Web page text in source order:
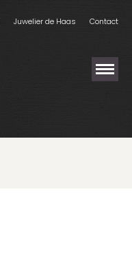
Juwelier de Haas Contact